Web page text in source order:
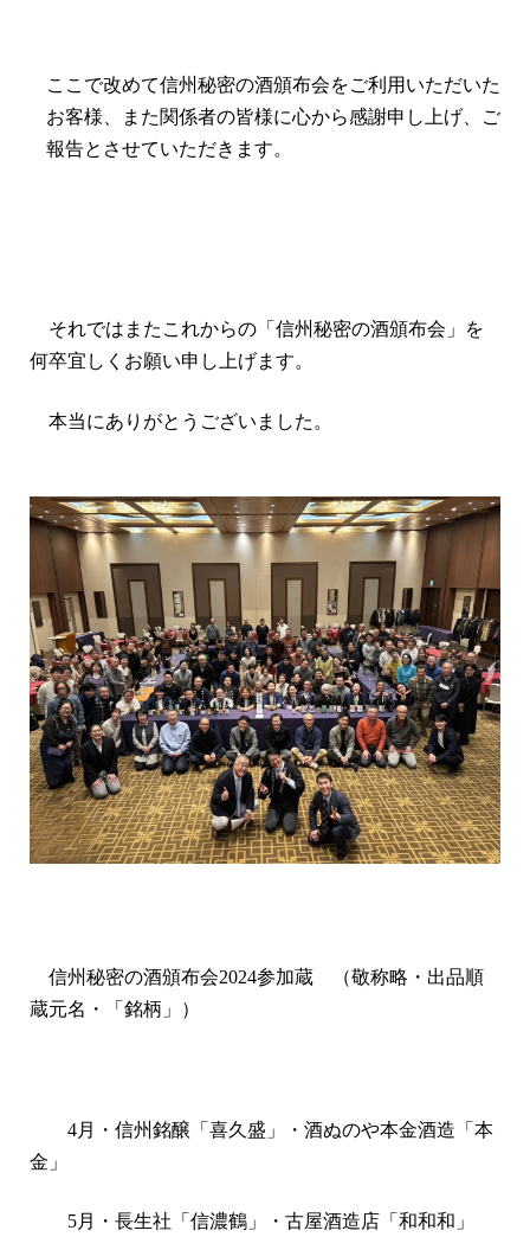
ここで改めて信州秘密の酒頒布会をご利用いただいた
お客様、また関係者の皆様に心から感謝申し上げ、ご
報告とさせていただきます。
それではまたこれからの「信州秘密の酒頒布会」を
何卒宜しくお願い申し上げます。
本当にありがとうございました。
信州秘密の酒頒布会2024参加蔵 （敬称略・出品順
蔵元名・「銘柄」）
4月・信州銘醸「喜久盛」・酒ぬのや本金酒造「本
金」
5月・長生社「信濃鶴」・古屋酒造店「和和和」